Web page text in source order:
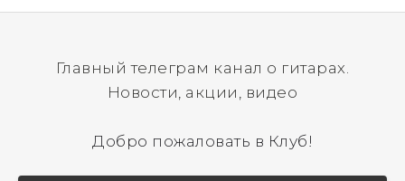
Главный телеграм канал о гитарах.
Новости, акции, видео
Добро пожаловать в Клуб!